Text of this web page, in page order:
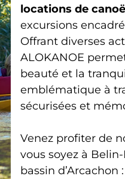
locations de
excursions
Offrant diverses
ALOKANOE
beauté et la
emblématique à
sécurisées et
Venez profiter de
vous soyez à
bassin d’Arcachon